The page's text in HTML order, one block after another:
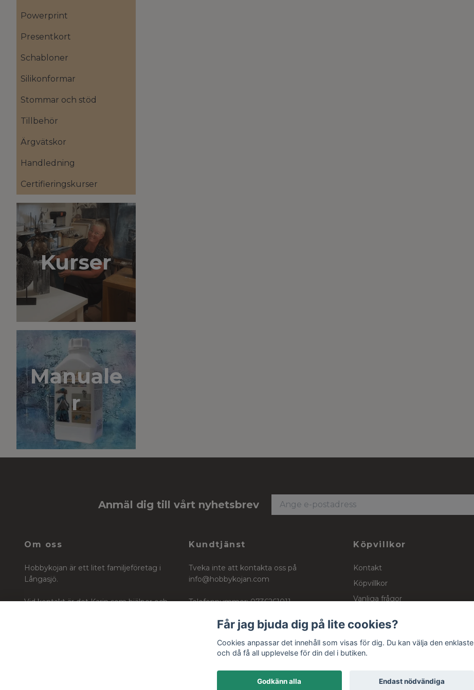
Powerprint
Presentkort
Schabloner
Silikonformar
Stommar och stöd
Tillbehör
Ärgvätskor
Handledning
Certifieringskurser
Kurser
Manuale
r
Anmäl dig till vårt nyhetsbrev
Om oss
Hobbykojan är ett litet familjeföretag i
Långasjö.
Vid kontakt är det Karin som hjälper och
Kundtjänst
Tveka inte att kontakta oss på
info@hobbykojan.com
Telefonnummer: 0736261011
Köpvillkor
Kontakt
Köpvillkor
Vanliga frågor
Får jag bjuda dig på lite cookies?
Cookies anpassar det innehåll som visas för dig. Du kan välja den enklaste
och då få all upplevelse för din del i butiken.
Godkänn alla Endast nödvändiga